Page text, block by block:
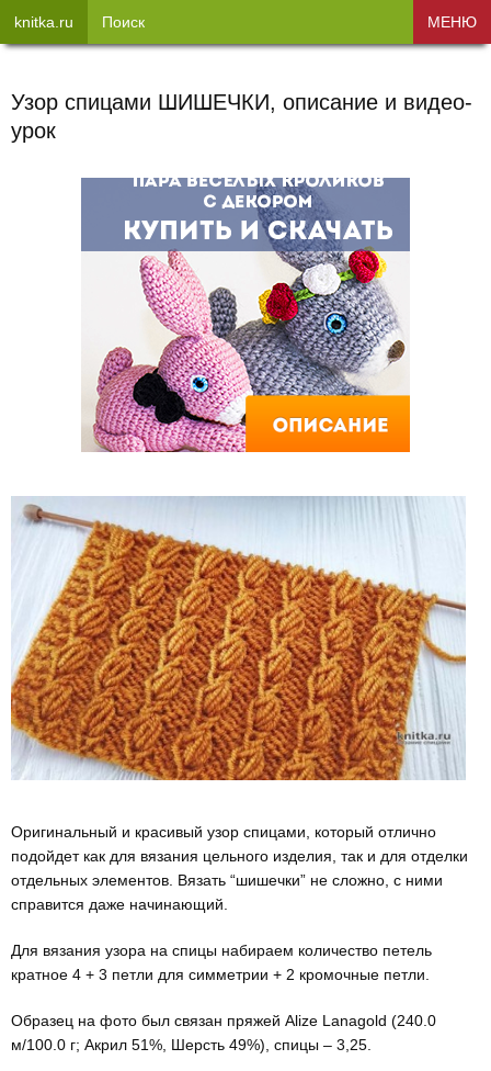
Узор спицами ШИШЕЧКИ, описание и видео-
урок
Оригинальный и красивый узор спицами, который отлично
подойдет как для вязания цельного изделия, так и для отделки
отдельных элементов. Вязать “шишечки” не сложно, с ними
справится даже начинающий.
Для вязания узора на спицы набираем количество петель
кратное 4 + 3 петли для симметрии + 2 кромочные петли.
Образец на фото был связан пряжей Alize Lanagold (240.0
м/100.0 г; Акрил 51%, Шерсть 49%), спицы – 3,25.
knitka.ru Поиск МЕНЮ